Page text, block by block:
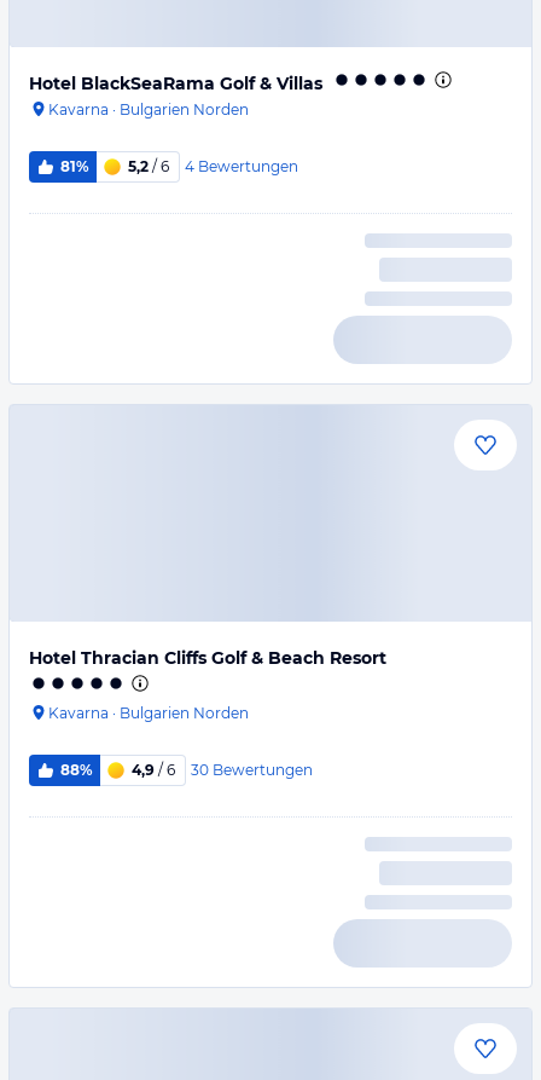
Hotel BlackSeaRama Golf & Villas
Kavarna · Bulgarien Norden
81% 5,2 / 6 4 Bewertungen
Hotel Thracian Cliffs Golf & Beach Resort
Kavarna · Bulgarien Norden
88% 4,9 / 6 30 Bewertungen